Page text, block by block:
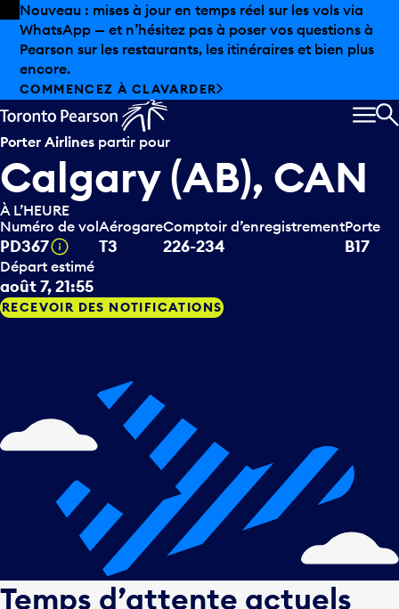
Skip to offers
Passer au contenu principal
Les aubaines estivales sont arrivées chez Pearson.
Magasinage hors taxes, offres gastronomiques et bien
plus encore.
DÉCOUVREZ L’ÉTÉ CHEZ PEARSON
Porter Airlinespartir pour
Calgary (AB), CAN
À L’HEURE
Numéro de vol
PD367 Infobulle
Aérogare
T3 226-234 B17
Départ estimé
août 7, 21:55
RECEVOIR DES NOTIFICATIONS
Temps d’attente actuels